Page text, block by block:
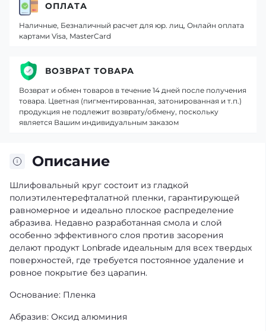
Описание
Шлифовальный круг состоит из гладкой
полиэтилентерефталатной пленки, гарантирующей
равномерное и идеально плоское распределение
абразива. Недавно разработанная смола и слой
особенно эффективного слоя против засорения
делают продукт Lonbrade идеальным для всех твердых
поверхностей, где требуется постоянное удаление и
ровное покрытие без царапин.
Основание: Пленка
Абразив: Оксид алюминия
ОПЛАТА
Наличные, Безналичный расчет для юр. лиц, Онлайн оплата
картами Visa, MasterCard
ВОЗВРАТ ТОВАРА
Возврат и обмен товаров в течение 14 дней после получения
товара. Цветная (пигментированная, затонированная и т.п.)
продукция не подлежит возврату/обмену, поскольку
является Вашим индивидуальным заказом